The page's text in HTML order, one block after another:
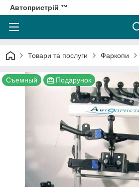
Автопристрій ™
Товари та послуги Фаркопи
Съемный Подарунок